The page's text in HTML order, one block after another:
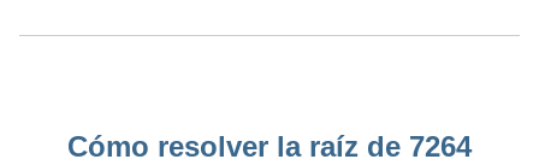
Cómo resolver la raíz de 7264